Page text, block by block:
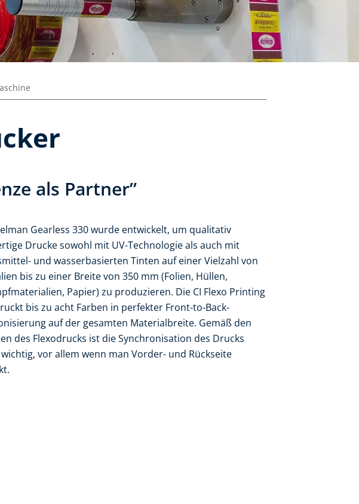
als Partner”
Gearless 330 wurde entwickelt, um qualitativ
Drucke sowohl mit UV-Technologie als auch mit
und wasserbasierten Tinten auf einer Vielzahl von
bis zu einer Breite von 350 mm (Folien, Hüllen,
Papier) zu produzieren. Die CI Flexo Printing
bis zu acht Farben in perfekter Front-to-Back-
auf der gesamten Materialbreite. Gemäß den
des Flexodrucks ist die Synchronisation des Drucks
vor allem wenn man Vorder- und Rückseite